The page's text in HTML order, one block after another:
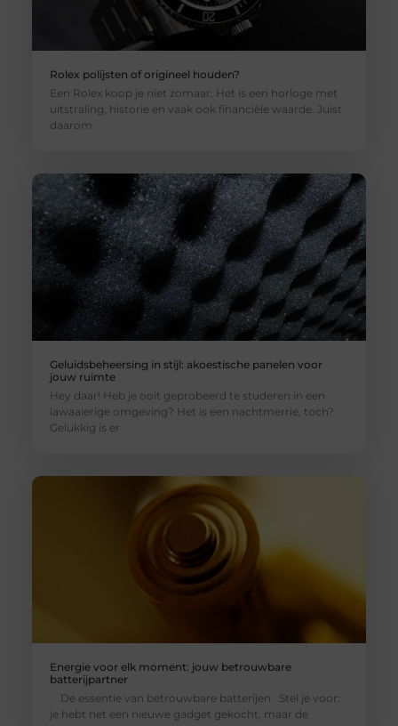
Rolex polijsten of origineel houden?
Een Rolex koop je niet zomaar. Het is een horloge met
uitstraling, historie en vaak ook financiële waarde. Juist
daarom
Geluidsbeheersing in stijl: akoestische panelen voor
jouw ruimte
Hey daar! Heb je ooit geprobeerd te studeren in een
lawaaierige omgeving? Het is een nachtmerrie, toch?
Gelukkig is er
Energie voor elk moment: jouw betrouwbare
batterijpartner
De essentie van betrouwbare batterijen Stel je voor:
je hebt net een nieuwe gadget gekocht, maar de